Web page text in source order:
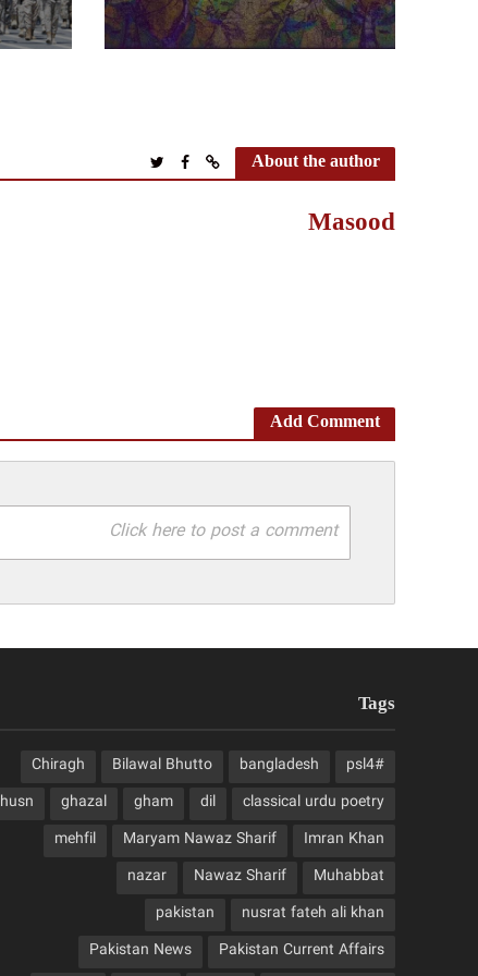
About the author
Masood
Add Comment
Click here to post a comment
Tags
#psl4
bangladesh
Bilawal Bhutto
Chiragh
classical urdu poetry
dil
gham
ghazal
husn
Imran Khan
Maryam Nawaz Sharif
mehfil
Muhabbat
Nawaz Sharif
nazar
nusrat fateh ali khan
pakistan
Pakistan Current Affairs
Pakistan News